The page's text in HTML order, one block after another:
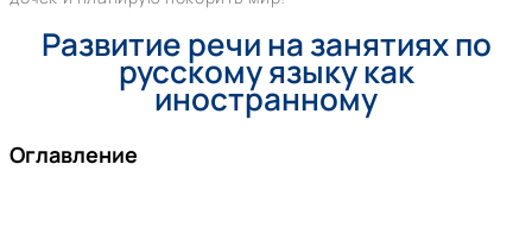
Развитие речи на занятиях по
русскому языку как
иностранному
Оглавление